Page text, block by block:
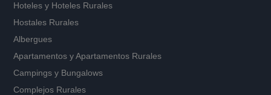
Hoteles y Hoteles Rurales
Hostales Rurales
Albergues
Apartamentos yApartamentos Rurales
Campings y Bungalows
Complejos Rurales